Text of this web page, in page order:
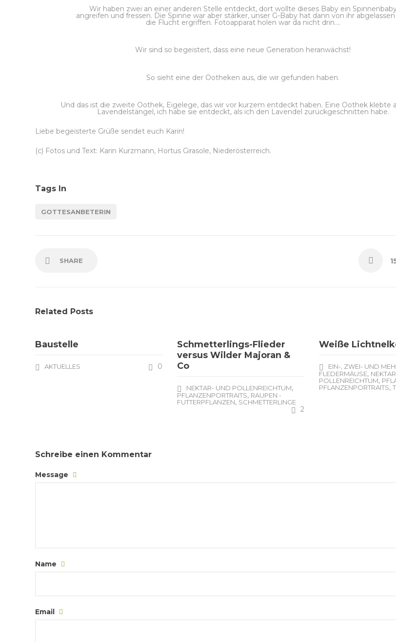
Wir haben zwei an einer anderen Stelle entdeckt, dort wollte dieses Baby ein
angreifen und fressen. Die Spinne war aber stärker, unser G-Baby hat dann von ihr
die Flucht ergriffen. Fotoapparat holen war da nicht drin….
Wir sind so begeistert, dass eine neue Generation heranwächst!
So sieht eine der Ootheken aus, die wir gefunden haben.
Und das ist die zweite Oothek, Eigelege, das wir vor kurzem entdeckt haben. Eine Oothek klebte
Lavendelstängel, ich habe sie entdeckt, als ich den Lavendel zurückgeschnitten habe.
Liebe begeisterte Grüße sendet euch Karin!
(c) Fotos und Text: Karin Kurzmann, Hortus Girasole, Niederösterreich.
Tags In
GOTTESANBETERIN
SHARE
Related Posts
Baustelle
AKTUELLES 0
Schmetterlings-Flieder
versus Wilder Majoran &
Co
NEKTAR- UND POLLENREICHTUM,
PFLANZENPORTRAITS, RAUPEN -
FUTTERPFLANZEN, SCHMETTERLINGE
2
Weiße
EIN-, ZWEI- UND
FLEDERMÄUSE,
POLLENREICHTUM,
PFLANZENPORTRAITS,
Schreibe einen Kommentar
Message
Name
Email